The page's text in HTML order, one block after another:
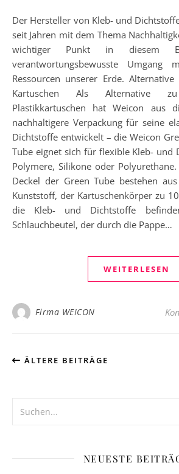
Der Hersteller von Kleb- und Dichtstoffen Weicon setzt sich
seit Jahren mit dem Thema
wichtiger Punkt in diesem
verantwortungsbewusste Umgang
Ressourcen unserer Erde.
Kartuschen Als Alternative zu
Plastikkartuschen hat Weicon aus
nachhaltigere Verpackung für seine
Dichtstoffe entwickelt – die Weicon
Tube eignet sich für flexible Kleb- und
Polymere, Silikone oder
Deckel der Green Tube bestehen
Kunststoff, der Kartuschenkörper zu
die Kleb- und Dichtstoffe
Schlauchbeutel, der durch die Pappe…
WEITERLESEN
Firma WEICON
ÄLTERE BEITRÄGE
NEUESTE